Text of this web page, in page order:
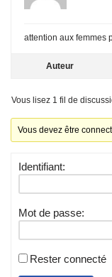
attention aux femmes
Auteur
Vous lisez 1 fil de
Vous devez être
Identifiant:
Mot de passe:
Rester connecté